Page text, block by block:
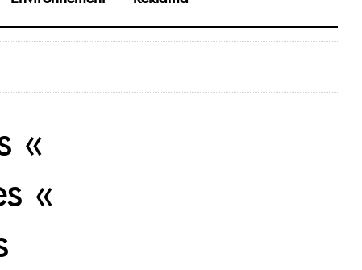
«
«